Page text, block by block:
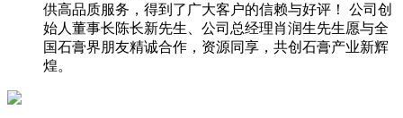
供高品质服务，得到了广大客户的信赖与好评！ 公司创
始人董事长陈长新先生、公司总经理肖润生先生愿与全
国石膏界朋友精诚合作，资源同享，共创石膏产业新辉
煌。